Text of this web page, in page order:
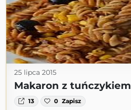
25 lipca 2015
Makaron z tuńczykiem
13 0 Zapisz